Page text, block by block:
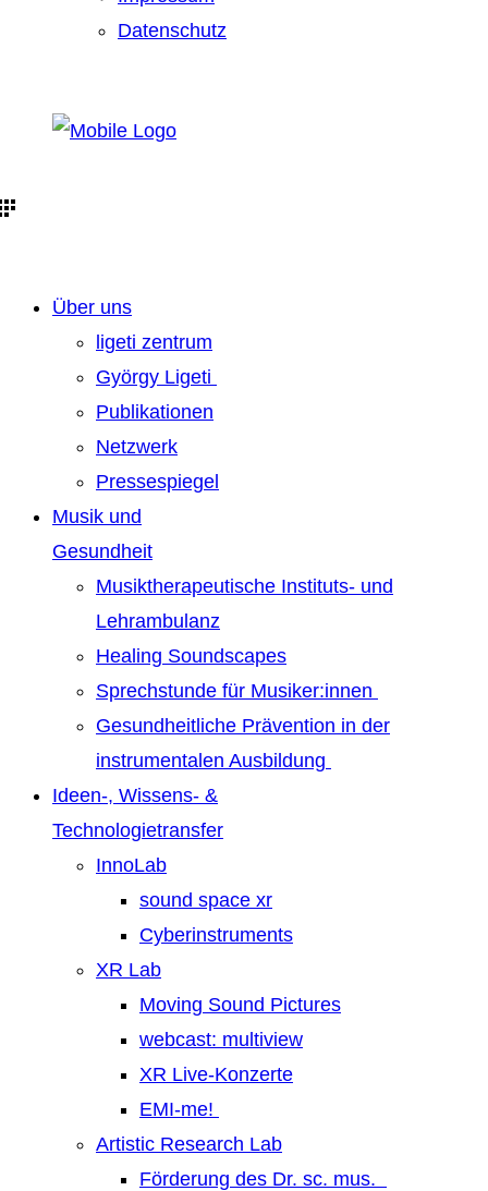
Datenschutz
Über uns
ligeti zentrum
György Ligeti
Publikationen
Netzwerk
Pressespiegel
Musik und
Gesundheit
Musiktherapeutische Instituts- und
Lehrambulanz
Healing Soundscapes
Sprechstunde für Musiker:innen
Gesundheitliche Prävention in der
instrumentalen Ausbildung
Ideen-, Wissens- &
Technologietransfer
InnoLab
sound space xr
Cyberinstruments
XR Lab
Moving Sound Pictures
webcast: multiview
XR Live-Konzerte
EMI-me!
Artistic Research Lab
Förderung des Dr. sc. mus.